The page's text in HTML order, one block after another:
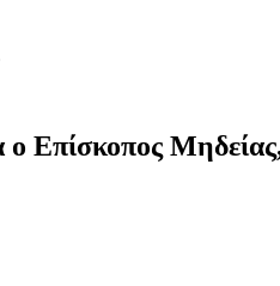
ο Επίσκοπος